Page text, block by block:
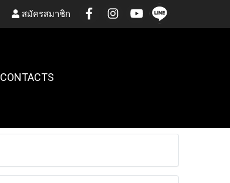
สมัครสมาชิก
CONTACTS